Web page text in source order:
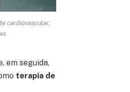
cardiovascular,
em seguida,
terapia de